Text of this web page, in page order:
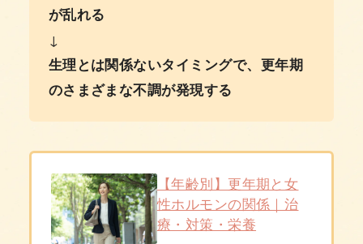
が乱れる
↓
生理とは関係ないタイミングで、更年期
のさまざまな不調が発現する
【年齢別】更年期と女
性ホルモンの関係｜治
療・対策・栄養